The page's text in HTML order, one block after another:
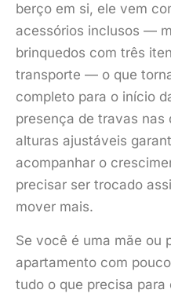
berço em si, ele vem
acessórios inclusos —
brinquedos com três
transporte — o que
completo para o início
presença de travas nas
alturas ajustáveis
acompanhar o
precisar ser trocado
mover mais.
Se você é uma mãe ou
apartamento com
tudo o que precisa